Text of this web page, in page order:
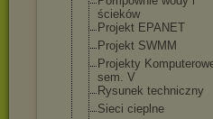
ścieków
Projekt EPANET
Projekt SWMM
Projekty
sem. V
Rysunek techniczny
Sieci cieplne